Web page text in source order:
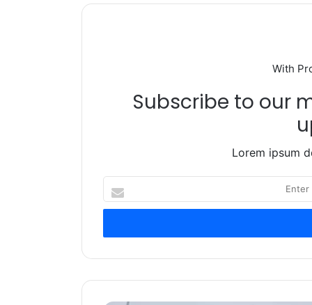
With
Subscribe to our
Lorem ipsum
your
address